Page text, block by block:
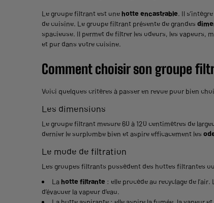
Le groupe filtrant est unehotte encastrable. Il
de cuisine. Le groupe filtrant présente de grandes
spacieuse. Il permet de filtrer les odeurs, les vapeurs,
et pur dans votre cuisine.
Comment choisir son groupe
Voici quelques critères à passer en revue pour bien
Les dimensions
Le groupe filtrant mesure 60 à 120 centimètres de
dernier le surplombe bien et aspire efficacement les
Le mode de filtration
Les groupes filtrants possèdent des hottes filtrantes
Lahotte filtrante : elle procède au recyclage de
d’évacuer la vapeur d’eau.